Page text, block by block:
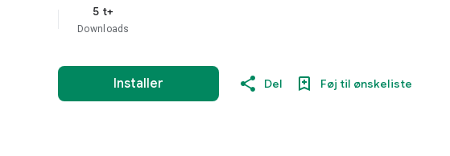
5 t+
Downloads
Installer Del Føj til ønskeliste